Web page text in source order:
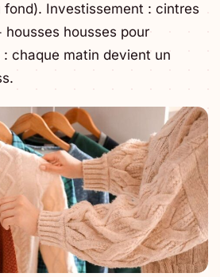
Investissement : cintres
housses housses pour
chaque matin devient un